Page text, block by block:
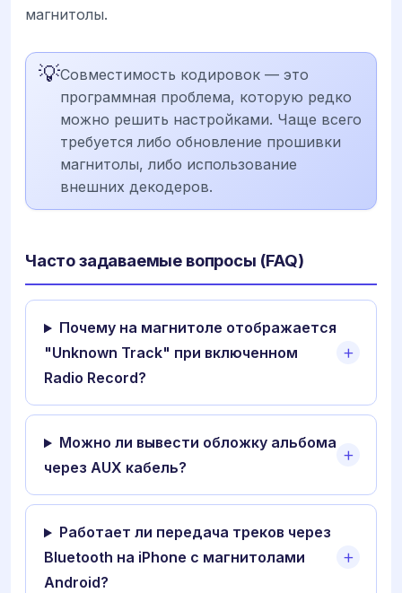
магнитолы.
💡Совместимость кодировок — это
программная проблема, которую редко
можно решить настройками. Чаще всего
требуется либо обновление прошивки
магнитолы, либо использование
внешних декодеров.
Часто задаваемые вопросы (FAQ)
Почему на магнитоле отображается
"Unknown Track" при включенном
Radio Record?
Можно ли вывести обложку альбома
через AUX кабель?
Работает ли передача треков через
Bluetooth на iPhone с магнитолами
Android?